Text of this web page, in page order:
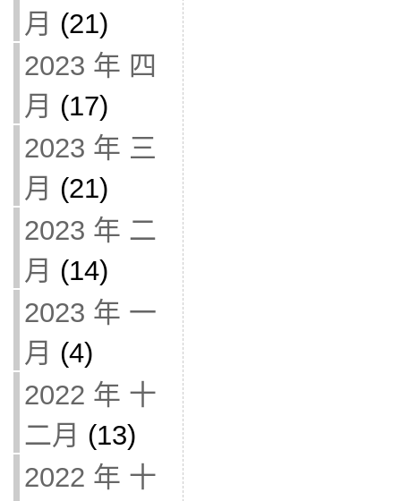
月 (21)
2023 年 四
月 (17)
2023 年 三
月 (21)
2023 年 二
月 (14)
2023 年 一
月 (4)
2022 年 十
二月 (13)
2022 年 十